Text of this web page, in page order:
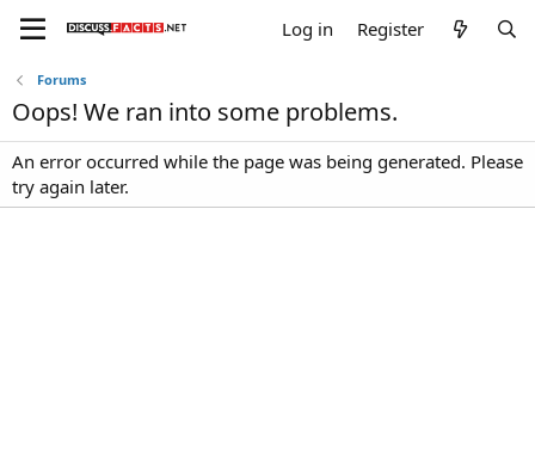
Log in Register
Forums
Oops! We ran into some problems.
An error occurred while the page was being generated. Please
try again later.